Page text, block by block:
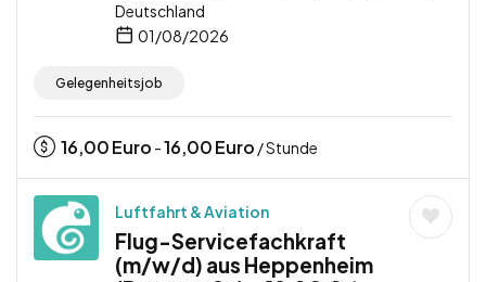
Deutschland
01/08/2026
Gelegenheitsjob
16,00Euro -16,00Euro / Stunde
Luftfahrt & Aviation
Flug-Servicefachkraft
(m/w/d) aus Heppenheim